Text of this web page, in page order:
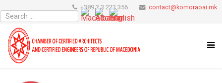
+389 2 3 222 356 contact@komoraoai.mk